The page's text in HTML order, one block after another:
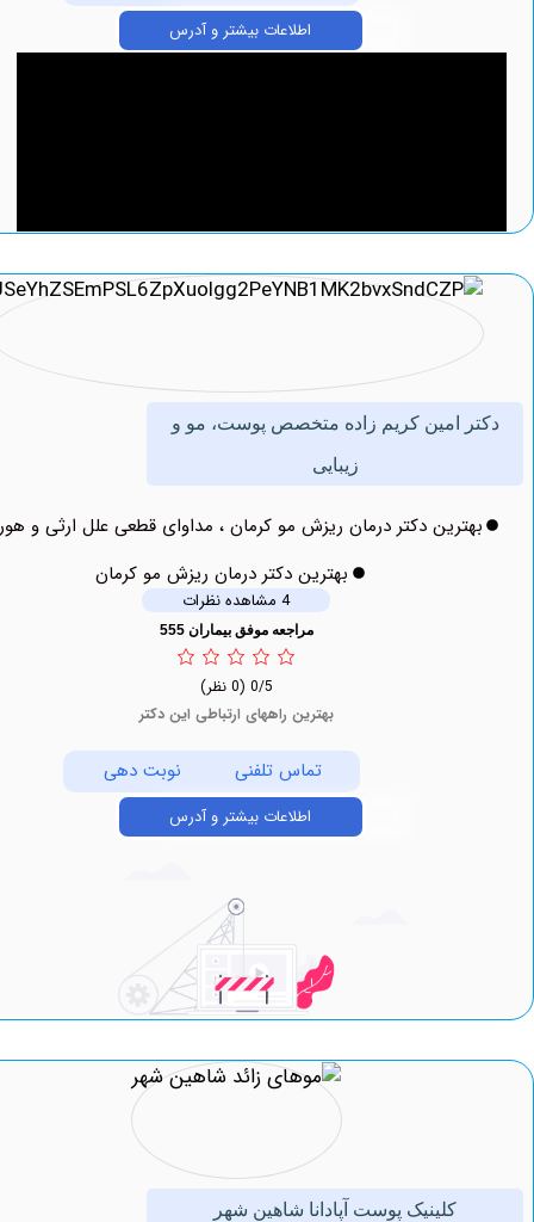
اطلاعات بیشتر و آدرس
امین کریم زاده متخصص پوست، مو و
دکتر درمان ریزش مو کرمان ، مداوای قطعی علل ارثی و هورمونی
بهترین دکتر درمان ریزش مو کرمان
مراجعه موفق بیماران 555
بهترین راههای ارتباطی این دکتر
تماس تلفنی نوبت دهی
اطلاعات بیشتر و آدرس
کلینیک پوست آپادانا شاهین شهر